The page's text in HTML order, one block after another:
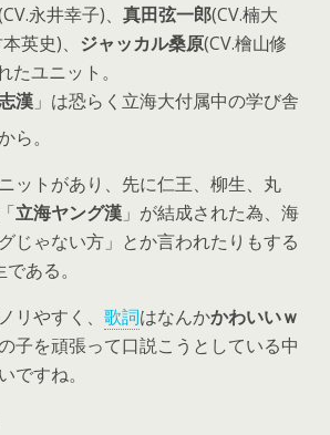
永井幸子)、 真田弦一郎(CV.楠大
英史)、 ジャッカル桑原(CV.檜山修
たユニット。
漢 」は恐らく立海大付属中の学び舎
ら。
ットがあり、先に仁王、柳生、丸
立海ヤング漢 」が結成された為、海
じゃない方」とか言われたりもする
ある。
リやすく、 歌詞はなんかかわいいｗ
子を頑張って口説こうとしている中
ですね。